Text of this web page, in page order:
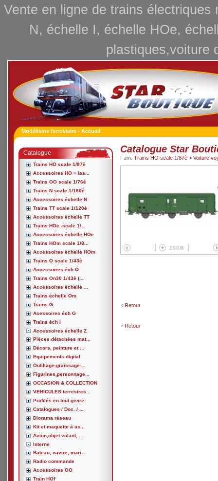
Vente en ligne de trains
N, échelle I, échelle HOe,
plastiques,voiture
Modélisme ferroviaire - Accueil
Catalogue
Trains HO scale 1/87è
Accessoires HO + las...
Trains OO scale 1/76è
Trains N scale 1/160è
Accessoires échelle N
Trains TT scale 1/120è
Accessoires échelle TT
Trains HOe -scale 1/...
Accessoires échelle HOe
Trains HOm scale 1/8...
Accessoires échelle HOm
Trains O scale 1/43è
Accessoires éch O
Trains On30 1/43è (...
Accessoires échelle ...
Trains échelle Om
Trains G
Acessoires éch G
Trains éch I
Accessoires échelle Z
Pièces détachées mat...
Décors, peinture et ...
Equipements digital
Outillage-graissage-...
Figurines,personnage...
OCCASION & COLLECTION
VEHICULES terrestres...
Profilés en tout genre
Catalogues / Doc. / ...
Diorama réseau
Kit et maquette à as...
Avion,objet volant, ...
Interne
Bateau, navire, mari...
Radio commande
Accessoires OO
Train HOf
Catalogue Star
Fam. Trains HO scale 1/87è > Voiture
‹ Retour
‹ Retour